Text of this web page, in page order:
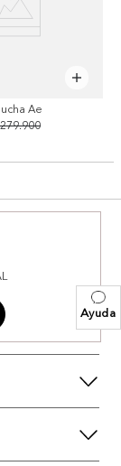
Ayuda
Ae